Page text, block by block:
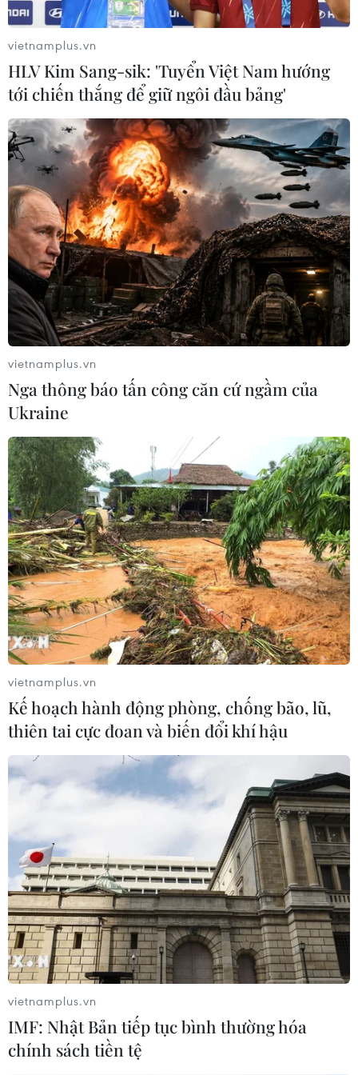
Israel phá hủy "trụ sở an ninh nội
địa" Iran, Tehran chìm trong khói lửa
19/06/2025 02:17
Bộ trưởng Quốc phòng Israel tuyên bố các chiến đấu cơ
của không quân nước này đã phá hủy "trụ sở an ninh
nội địa" Iran, sau khi quân đội Israel thông báo đang
tấn công các mục tiêu quân sự tại Tehran.
vietnamplus.vn
HLV Kim Sang-sik: 'Tuyển Việt Nam hướng
tới chiến thắng để giữ ngôi đầu bảng'
vietnamplus.vn
Nga thông báo tấn công căn cứ ngầm của
Ukraine
vietnamplus.vn
Kế hoạch hành động phòng, chống bão, lũ,
thiên tai cực đoan và biến đổi khí hậu
vietnamplus.vn
IMF: Nhật Bản tiếp tục bình thường hóa
chính sách tiền tệ